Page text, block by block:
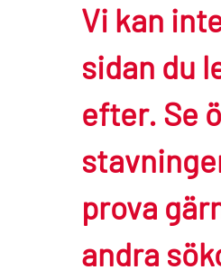
Vi kan
sidan du
efter. Se
prova
andra